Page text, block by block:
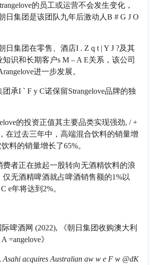
的员工或运营不会发生变化，
日集团是该团队九年后激动人 B # G J O
日集团在零售、酒店I . Z q t | Y J ?及其
知识和长期客户s M – A E关系，该公司
rangelove进一步发展。
团承I ` F y C诺保留Strangelove品牌的独
的投资正值其主要品类实现强劲, / +
在过去三年中，高端混合饮料的销量增
料的销量增长了65%。
费者正在掀起一股转向无酒精饮料的浪
无酒精啤酒就占啤酒销售额的1%以
e年将达到2%。
际啤酒网 (2022), 《朝日集团收购澳大利
A =angelove》
Asahi acquires Australian aw w e F w @dK